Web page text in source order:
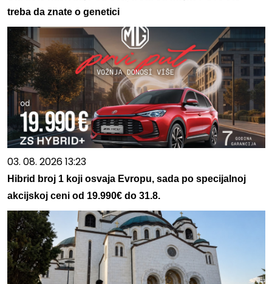
treba da znate o genetici
03. 08. 2026 13:23
Hibrid broj 1 koji osvaja Evropu, sada po specijalnoj
akcijskoj ceni od 19.990€ do 31.8.